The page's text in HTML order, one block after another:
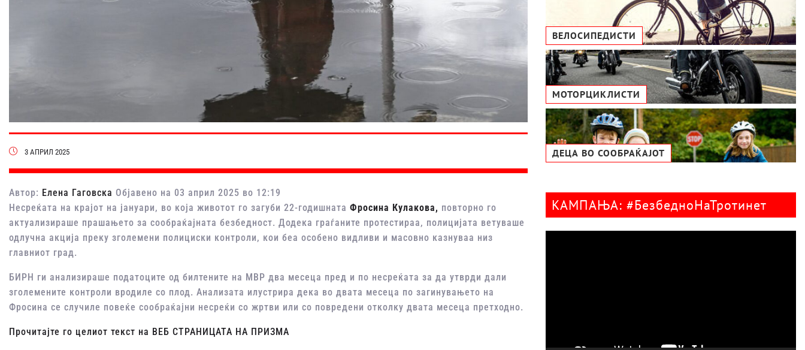
3 АПРИЛ 2025
Автор: Елена Гаговска Објавено на 03 април 2025 во 12:19
Несреќата на крајот на јануари, во која животот го загуби 22-годишната Фросина Кулакова, повторно го
актуализираше прашањето за сообраќајната безбедност. Додека граѓаните протестираа, полицијата ветуваше
одлучна акција преку зголемени полициски контроли, кои беа особено видливи и масовно казнуваа низ
главниот град.
БИРН ги анализираше податоците од билтените на МВР два месеца пред и по несреќата за да утврди дали
зголемените контроли вродиле со плод. Анализата илустрира дека во двата месеца по загинувањето на
Фросина се случиле повеќе сообраќајни несреќи со жртви или со повредени отколку двата месеца претходно.
Прочитајте го целиот текст на ВЕБ СТРАНИЦАТА НА ПРИЗМА
ВЕЛОСИПЕДИСТИ
МОТОРЦИКЛИСТИ
ДЕЦА ВО СООБРАЌАЈОТ
КАМПАЊА: #БезбедноНаТротинет